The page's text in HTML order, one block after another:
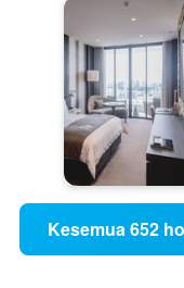
Kesemua 652